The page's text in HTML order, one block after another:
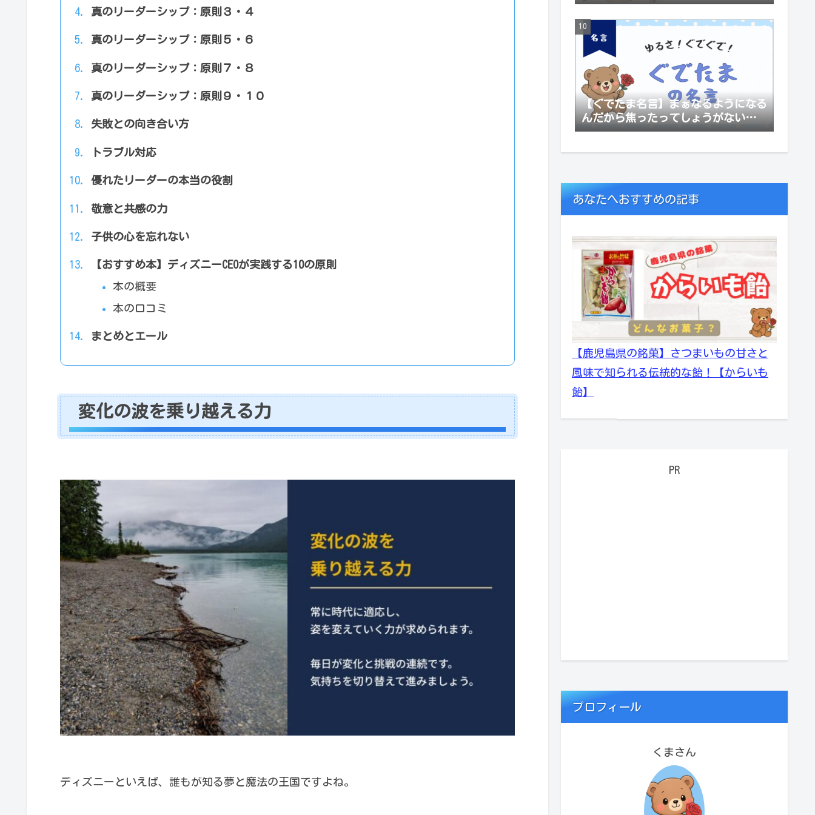
真のリーダーシップ：原則３・４
真のリーダーシップ：原則５・６
真のリーダーシップ：原則７・８
真のリーダーシップ：原則９・１０
失敗との向き合い方
トラブル対応
優れたリーダーの本当の役割
敬意と共感の力
子供の心を忘れない
【おすすめ本】ディズニーCEOが実践する10の原則
本の概要
本の口コミ
まとめとエール
変化の波を乗り越える力
ディズニーといえば、誰もが知る夢と魔法の王国ですよね。
【ぐでたま名言】まぁなるようになる
んだから焦ったってしょうがないっし
ょ
あなたへおすすめの記事
【鹿児島県の銘菓】さつまいもの甘さと
風味で知られる伝統的な飴！【からいも
飴】
PR
プロフィール
くまさん